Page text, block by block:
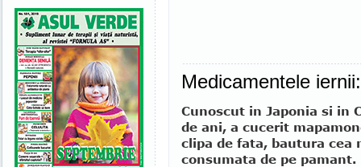
Medicamentele
Cunoscut in Japonia si in
de ani, a cucerit
clipa de fata, bautura cea
consumata de pe pamant.